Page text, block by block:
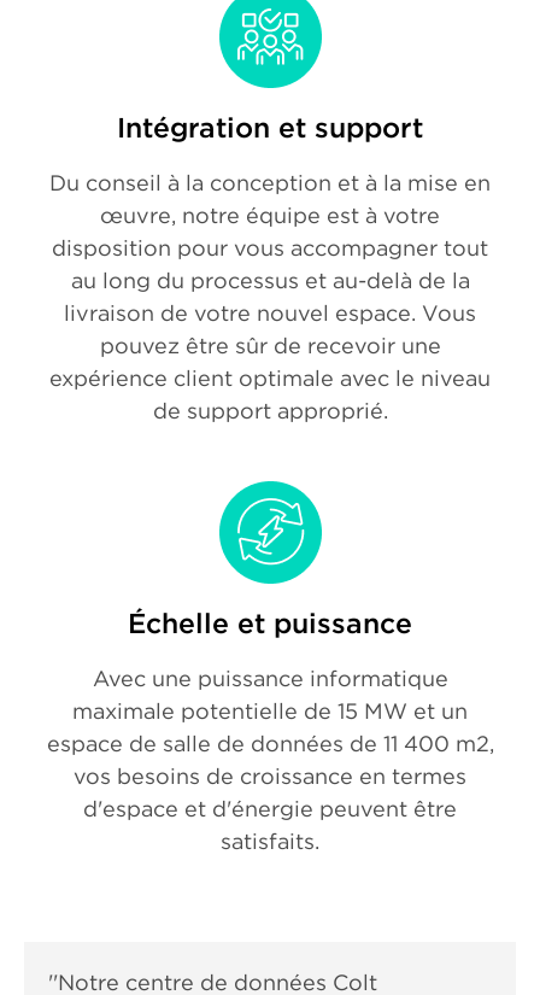
Intégration et support
Du conseil à la conception et à la mise en
œuvre, notre équipe est à votre
disposition pour vous accompagner tout
au long du processus et au-delà de la
livraison de votre nouvel espace. Vous
pouvez être sûr de recevoir une
expérience client optimale avec le niveau
de support approprié.
Échelle et puissance
Avec une puissance informatique
maximale potentielle de 15 MW et un
espace de salle de données de 11 400 m2,
vos besoins de croissance en termes
d'espace et d'énergie peuvent être
satisfaits.
''Notre centre de données Colt